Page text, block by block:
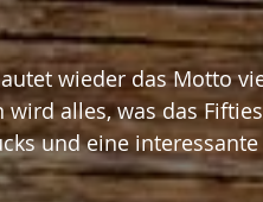
wieder das Motto
wird alles, was das
und eine